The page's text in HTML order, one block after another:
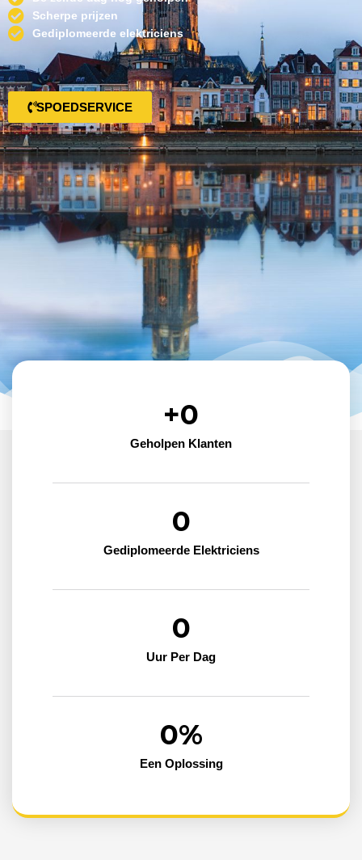
Scherpe prijzen
Gediplomeerde elektriciens
SPOEDSERVICE
Geholpen Klanten
+0
Gediplomeerde Elektriciens
0
Uur Per Dag
0
Een Oplossing
0%